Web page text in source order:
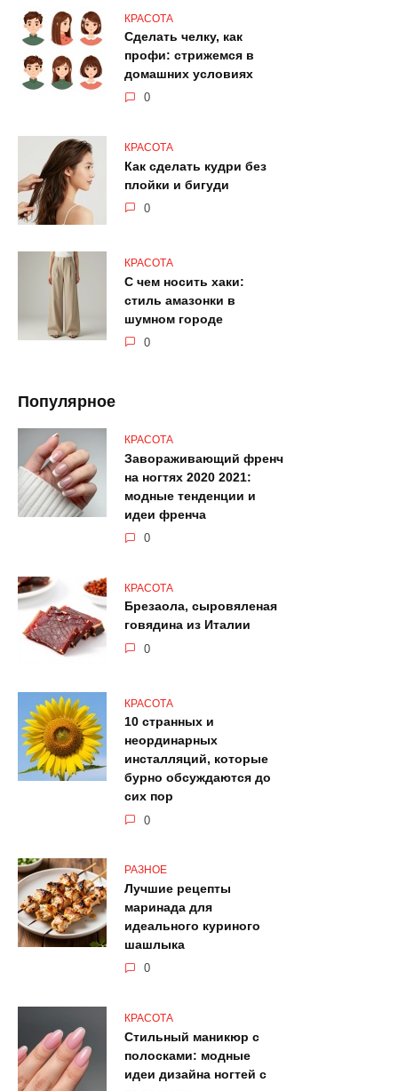
КРАСОТА
Сделать челку, как
профи: стрижемся в
домашних условиях
0
КРАСОТА
Как сделать кудри без
плойки и бигуди
0
КРАСОТА
С чем носить хаки:
стиль амазонки в
шумном городе
0
Популярное
КРАСОТА
Завораживающий френч
на ногтях 2020 2021:
модные тенденции и
идеи френча
0
КРАСОТА
Брезаола, сыровяленая
говядина из Италии
0
КРАСОТА
10 странных и
неординарных
инсталляций, которые
бурно обсуждаются до
сих пор
0
РАЗНОЕ
Лучшие рецепты
маринада для
идеального куриного
шашлыка
0
КРАСОТА
Стильный маникюр с
полосками: модные
идеи дизайна ногтей с